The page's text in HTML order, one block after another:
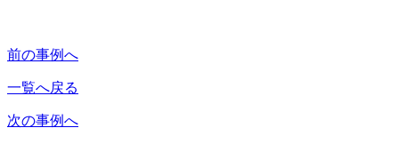
前の事例へ
一覧へ戻る
次の事例へ